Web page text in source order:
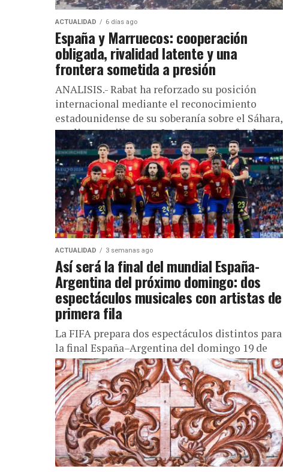
ACTUALIDAD 6 días ago
España y Marruecos: cooperación
obligada, rivalidad latente y una
frontera sometida a presión
ANALISIS.- Rabat ha reforzado su posición
internacional mediante el reconocimiento
estadounidense de su soberanía sobre el Sáhara,
su alianza militar con Israel y una profunda
modernización...
ACTUALIDAD 3 semanas ago
Así será la final del mundial España-
Argentina del próximo domingo: dos
espectáculos musicales con artistas de
primera fila
La FIFA prepara dos espectáculos distintos para
la final España–Argentina del domingo 19 de
julio de 2026: una gran ceremonia antes del
partido y, por primera...